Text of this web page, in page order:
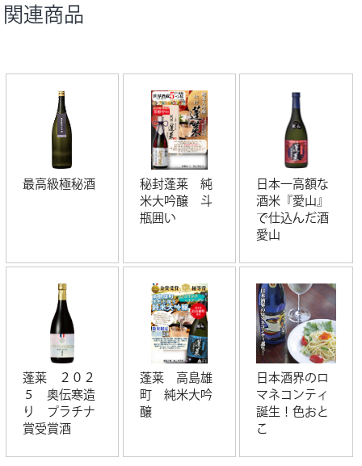
関連商品
最高級極秘酒
秘封蓬莱 純
米大吟醸 斗
瓶囲い
日本一高額な
酒米『愛山』
で仕込んだ酒
愛山
蓬莱 ２０２
５ 奥伝寒造
り プラチナ
賞受賞酒
蓬莱 高島雄
町 純米大吟
醸
日本酒界のロ
マネコンティ
誕生！色おと
こ